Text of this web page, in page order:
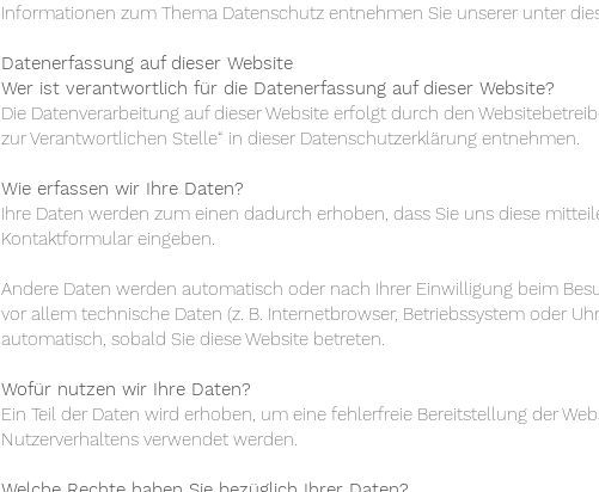
Informationen zum Thema Datenschutz entnehmen Sie unserer unter
Datenerfassung auf dieser Website
Wer ist verantwortlich für die Datenerfassung auf dieser Website?
Die Datenverarbeitung auf dieser Website erfolgt durch den
zur Verantwortlichen Stelle“ in dieser Datenschutzerklärung entnehmen.
Wie erfassen wir Ihre Daten?
Ihre Daten werden zum einen dadurch erhoben, dass Sie uns diese
Kontaktformular eingeben.
Andere Daten werden automatisch oder nach Ihrer Einwilligung beim
vor allem technische Daten (z. B. Internetbrowser, Betriebssystem oder
automatisch, sobald Sie diese Website betreten.
Wofür nutzen wir Ihre Daten?
Ein Teil der Daten wird erhoben, um eine fehlerfreie Bereitstellung der
Nutzerverhaltens verwendet werden.